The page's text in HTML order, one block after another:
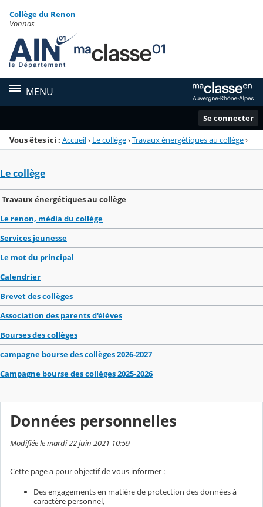
Menu de la rubrique
Contenu
Collège du Renon
Vonnas
MENU
Se connecter
Vous êtes ici : Accueil› Le collège›Travaux énergétiques au collège›
Le collège
Travaux énergétiques au collège
Le renon, média du collège
Services jeunesse
Le mot du principal
Calendrier
Brevet des collèges
Association des parents d'élèves
Bourses des collèges
campagne bourse des collèges 2026-2027
Campagne bourse des collèges 2025-2026
Données personnelles
Modifiée le mardi 22 juin 2021 10:59
Cette page a pour objectif de vous informer :
Des engagements en matière de protection des données à
caractère personnel,